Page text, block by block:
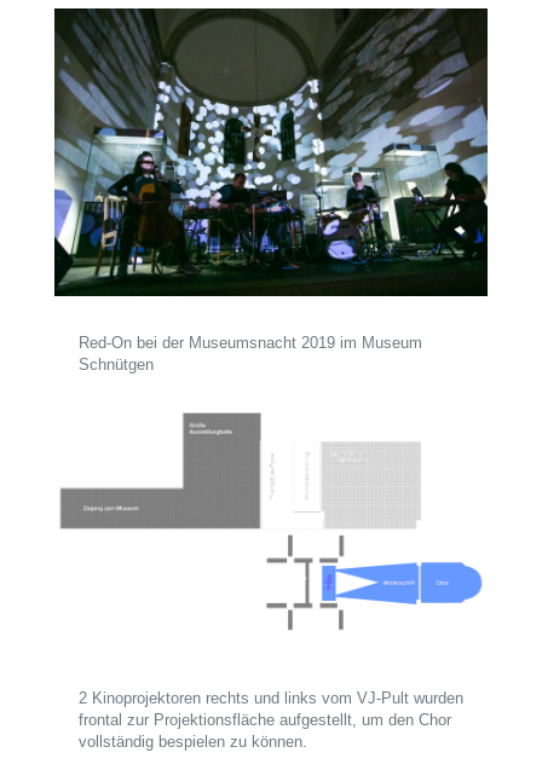
Red-On bei der Museumsnacht 2019 im Museum
Schnütgen
2 Kinoprojektoren rechts und links vom VJ-Pult wurden
frontal zur Projektionsfläche aufgestellt, um den Chor
vollständig bespielen zu können.